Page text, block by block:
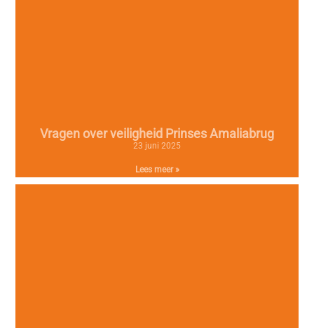
Vragen over veiligheid Prinses Amaliabrug
23 juni 2025
Lees meer »